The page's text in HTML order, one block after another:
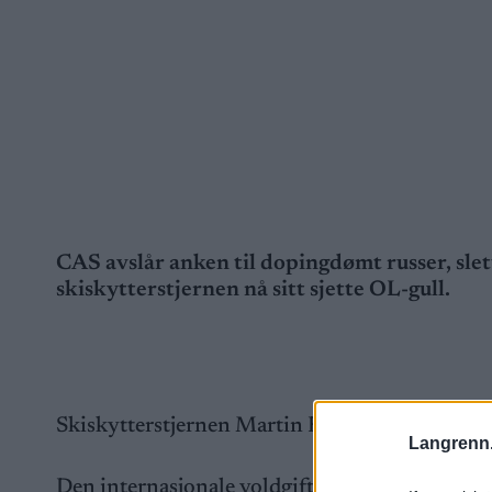
CAS avslår anken til dopingdømt russer,
skiskytterstjernen nå sitt sjette OL-gull.
Skiskytterstjernen Martin Fourcade får nok
Den internasjonale voldgiftdomstolen for